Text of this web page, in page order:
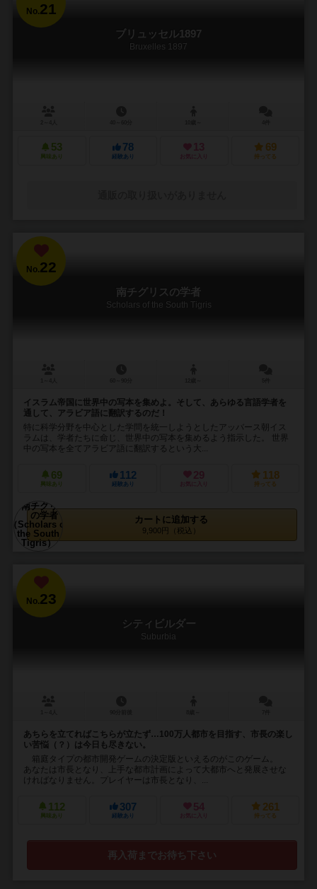
No.21
ブリュッセル1897
Bruxelles 1897
53
興味あり
78
経験あり
13
お気に入り
69
持ってる
No.22
南チグリスの学者
Scholars of the South Tigris
イスラム帝国に世界中の写本を集めよ。そして、あらゆる言語学者を
通して、アラビア語に翻訳するのだ！
特に科学分野を中心とした学問を統一しようとしたアッバース朝イス
ラムは、学者たちに命じ、世界中の写本を集めるよう指示した。 世界
中の写本を全てアラビア語に翻訳するという大...
69
興味あり
112
経験あり
29
お気に入り
118
持ってる
カートに追加する
9,900円（税込）
No.23
シティビルダー
Suburbia
あちらを立てればこちらが立たず…100万人都市を目指す、市長の楽し
い苦悩（？）は今日も尽きない。
箱庭タイプの都市開発ゲームの決定版といえるのがこのゲーム。
あなたは市長となり、上手な都市計画によって大都市へと発展させな
ければなりません。プレイヤーは市長となり、...
112
興味あり
307
経験あり
54
お気に入り
261
持ってる
再入荷までお待ち下さい